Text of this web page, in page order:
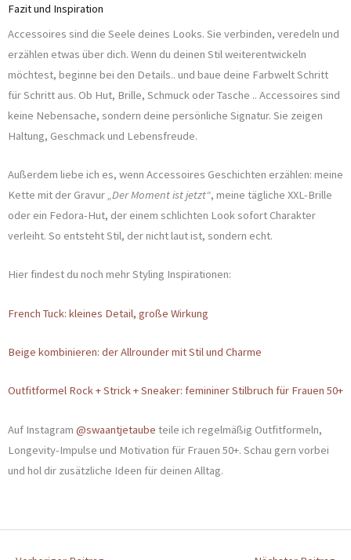
Fazit und Inspiration
Accessoires sind die Seele deines Looks. Sie verbinden, veredeln und
erzählen etwas über dich. Wenn du deinen Stil weiterentwickeln
möchtest, beginne bei den Details.. und baue deine Farbwelt Schritt
für Schritt aus. Ob Hut, Brille, Schmuck oder Tasche .. Accessoires sind
keine Nebensache, sondern deine persönliche Signatur. Sie zeigen
Haltung, Geschmack und Lebensfreude.
Außerdem liebe ich es, wenn Accessoires Geschichten erzählen: meine
Kette mit der Gravur„Der Moment ist jetzt“, meine tägliche XXL-Brille
oder ein Fedora-Hut, der einem schlichten Look sofort Charakter
verleiht. So entsteht Stil, der nicht laut ist, sondern echt.
Hier findest du noch mehr Styling Inspirationen:
French Tuck: kleines Detail, große Wirkung
Beige kombinieren: der Allrounder mit Stil und Charme
Outfitformel Rock + Strick + Sneaker: femininer Stilbruch für Frauen 50+
Auf Instagram @swaantjetaube teile ich regelmäßig Outfitformeln,
Longevity-Impulse und Motivation für Frauen 50+. Schau gern vorbei
und hol dir zusätzliche Ideen für deinen Alltag.